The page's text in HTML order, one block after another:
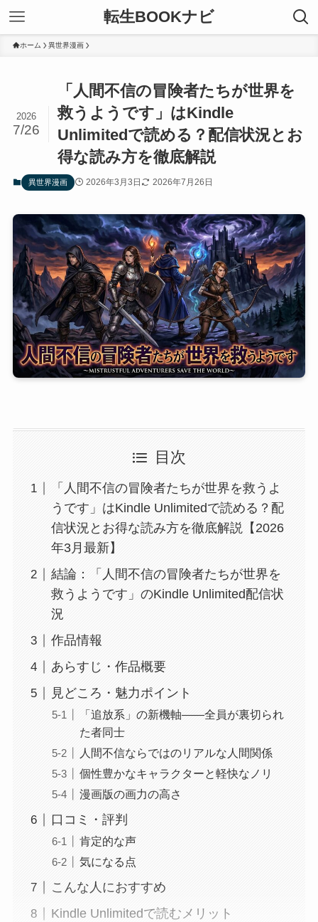
転生BOOKナビ
ホーム 異世界漫画
「人間不信の冒険者たちが世界を
救うようです」はKindle
Unlimitedで読める？配信状況とお
得な読み方を徹底解説
2026
7/26
異世界漫画 2026年3月3日 2026年7月26日
目次
「人間不信の冒険者たちが世界を救うよ
うです」はKindle Unlimitedで読める？配
信状況とお得な読み方を徹底解説【2026
年3月最新】
結論：「人間不信の冒険者たちが世界を
救うようです」のKindle Unlimited配信状
況
作品情報
あらすじ・作品概要
見どころ・魅力ポイント
「追放系」の新機軸――全員が裏切られ
た者同士
人間不信ならではのリアルな人間関係
個性豊かなキャラクターと軽快なノリ
漫画版の画力の高さ
口コミ・評判
肯定的な声
気になる点
こんな人におすすめ
Kindle Unlimitedで読むメリット